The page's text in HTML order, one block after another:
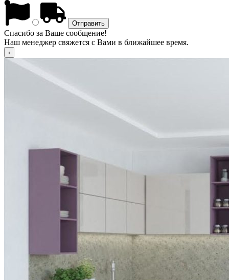
Спасибо за Ваше сообщение!
Наш менеджер свяжется с Вами в ближайшее время.